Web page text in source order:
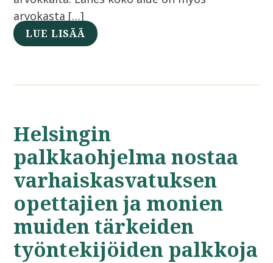
arvokasta […]
LUE LISÄÄ
Helsingin
palkkaohjelma nostaa
varhaiskasvatuksen
opettajien ja monien
muiden tärkeiden
työntekijöiden palkkoja